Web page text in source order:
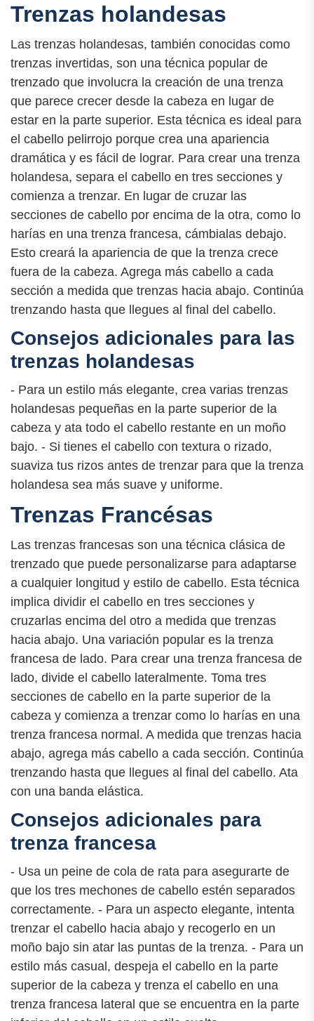
Trenzas holandesas
Las trenzas holandesas, también conocidas como
trenzas invertidas, son una técnica popular de
trenzado que involucra la creación de una trenza
que parece crecer desde la cabeza en lugar de
estar en la parte superior. Esta técnica es ideal para
el cabello pelirrojo porque crea una apariencia
dramática y es fácil de lograr. Para crear una trenza
holandesa, separa el cabello en tres secciones y
comienza a trenzar. En lugar de cruzar las
secciones de cabello por encima de la otra, como lo
harías en una trenza francesa, cámbialas debajo.
Esto creará la apariencia de que la trenza crece
fuera de la cabeza. Agrega más cabello a cada
sección a medida que trenzas hacia abajo. Continúa
trenzando hasta que llegues al final del cabello.
Consejos adicionales para las
trenzas holandesas
- Para un estilo más elegante, crea varias trenzas
holandesas pequeñas en la parte superior de la
cabeza y ata todo el cabello restante en un moño
bajo. - Si tienes el cabello con textura o rizado,
suaviza tus rizos antes de trenzar para que la trenza
holandesa sea más suave y uniforme.
Trenzas Francésas
Las trenzas francesas son una técnica clásica de
trenzado que puede personalizarse para adaptarse
a cualquier longitud y estilo de cabello. Esta técnica
implica dividir el cabello en tres secciones y
cruzarlas encima del otro a medida que trenzas
hacia abajo. Una variación popular es la trenza
francesa de lado. Para crear una trenza francesa de
lado, divide el cabello lateralmente. Toma tres
secciones de cabello en la parte superior de la
cabeza y comienza a trenzar como lo harías en una
trenza francesa normal. A medida que trenzas hacia
abajo, agrega más cabello a cada sección. Continúa
trenzando hasta que llegues al final del cabello. Ata
con una banda elástica.
Consejos adicionales para
trenza francesa
- Usa un peine de cola de rata para asegurarte de
que los tres mechones de cabello estén separados
correctamente. - Para un aspecto elegante, intenta
trenzar el cabello hacia abajo y recogerlo en un
moño bajo sin atar las puntas de la trenza. - Para un
estilo más casual, despeja el cabello en la parte
superior de la cabeza y trenza el cabello en una
trenza francesa lateral que se encuentra en la parte